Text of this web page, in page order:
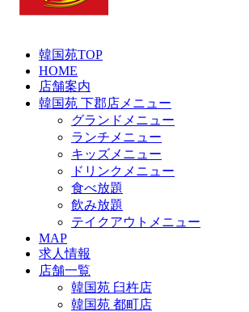
韓国苑TOP
HOME
店舗案内
韓国苑 下郡店メニュー
グランドメニュー
ランチメニュー
キッズメニュー
ドリンクメニュー
食べ放題
飲み放題
テイクアウトメニュー
MAP
求人情報
店舗一覧
韓国苑 臼杵店
韓国苑 都町店